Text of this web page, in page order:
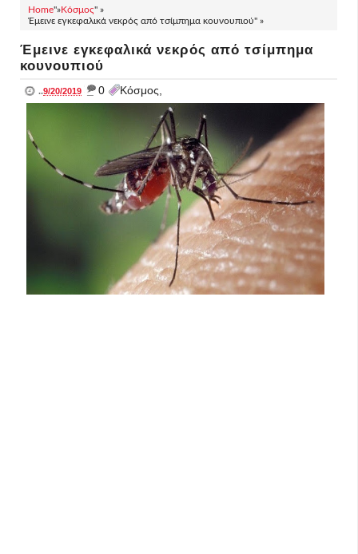
Home"»Κόσμος" »
Έμεινε εγκεφαλικά νεκρός από τσίμπημα κουνουπιού" »
Έμεινε εγκεφαλικά νεκρός από τσίμπημα
κουνουπιού
..9/20/2019 _ 0 Κόσμος,